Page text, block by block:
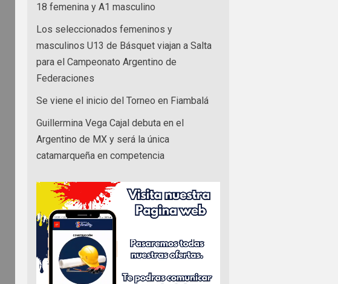
18 femenina y A1 masculino
Los seleccionados femeninos y
masculinos U13 de Básquet viajan a Salta
para el Campeonato Argentino de
Federaciones
Se viene el inicio del Torneo en Fiambalá
Guillermina Vega Cajal debuta en el
Argentino de MX y será la única
catamarqueña en competencia